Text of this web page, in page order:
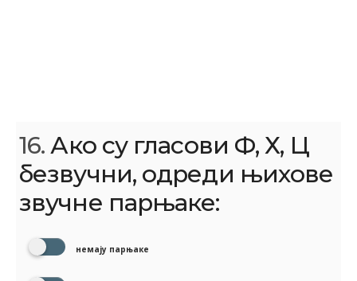
16.Ако су гласови Ф, Х, Ц
безвучни, одреди њихове
звучне парњаке:
немају парњаке